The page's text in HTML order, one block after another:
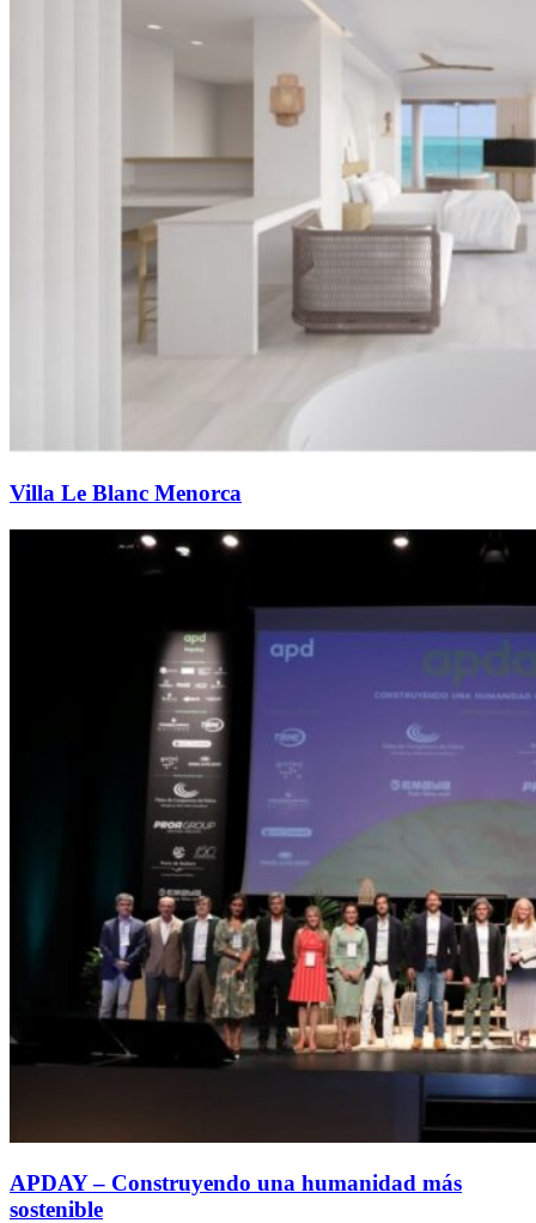
Villa Le Blanc Menorca
APDAY – Construyendo una humanidad más
sostenible